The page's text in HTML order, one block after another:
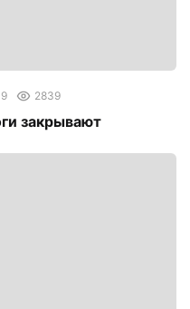
2839
закрывают